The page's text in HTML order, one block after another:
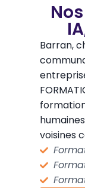
Barran,
voisines